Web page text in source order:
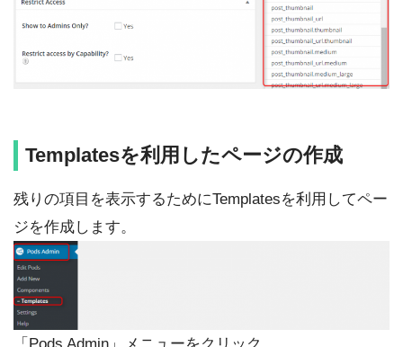
Templatesを利用したページの作成
残りの項目を表示するためにTemplatesを利用してペー
ジを作成します。